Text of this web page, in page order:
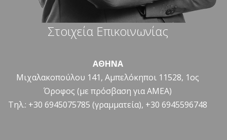
Στοιχεία Επικοινωνίας
ΑΘΗΝΑ
Μιχαλακοπούλου 141, Αμπελόκηποι 11528, 1ος
Όροφος (με πρόσβαση για ΑΜΕΑ)
Τηλ.: +30 6945075785 (γραμματεία), +30 6945596748